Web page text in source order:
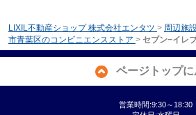
LIXIL不動産ショップ 株式会社エンタツ > 周辺施
市青葉区のコンビニエンスストア > セブン−イレ
ページトップに
営業時間:9:30～18:30